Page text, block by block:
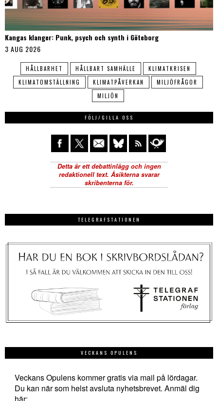
Kangas klanger: Punk, psych och synth i Göteborg
3 AUG 2026
HÅLLBARHET HÅLLBART SAMHÄLLE
KLIMATKRISEN
KLIMATOMSTÄLLNING
KLIMATPÅVERKAN
MILJÖFRÅGOR
MILJÖN
FÖLJ/GILLA OSS
TELEGRAFSTATIONEN
VECKANS OPULENS
Veckans Opulens kommer gratis via mail på lördagar.
Du kan när som helst avsluta nyhetsbrevet. Anmäl dig